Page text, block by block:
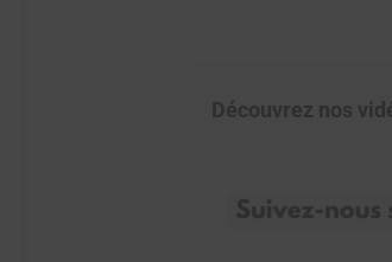
Découvrez nos